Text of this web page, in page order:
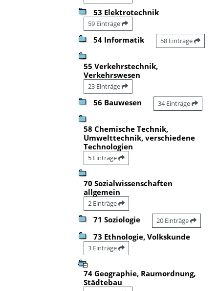
53 Elektrotechnik
59 Einträge
54 Informatik 58 Einträge
55 Verkehrstechnik,
Verkehrswesen
23 Einträge
56 Bauwesen 34 Einträge
58 Chemische Technik,
Umwelttechnik, verschiedene
Technologien
5 Einträge
70 Sozialwissenschaften
allgemein
2 Einträge
71 Soziologie 20 Einträge
73 Ethnologie, Volkskunde
3 Einträge
74 Geographie, Raumordnung,
Städtebau